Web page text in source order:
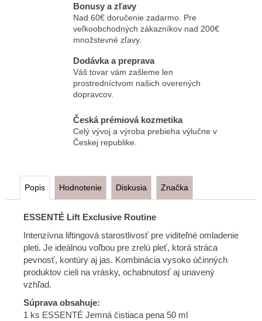
Bonusy a zľavy
Nad 60€ doručenie zadarmo. Pre
veľkoobchodných zákazníkov nad 200€
množstevné zľavy.
Dodávka a preprava
Váš tovar vám zašleme len
prostredníctvom našich overených
dopravcov.
Česká prémiová kozmetika
Celý vývoj a výroba prebieha výlučne v
Českej republike.
Popis Hodnotenie Diskusia Značka
ESSENTÉ Lift Exclusive Routine
Intenzívna liftingová starostlivosť pre viditeľné omladenie
pleti. Je ideálnou voľbou pre zrelú pleť, ktorá stráca
pevnosť, kontúry aj jas. Kombinácia vysoko účinných
produktov cieli na vrásky, ochabnutosť aj unavený
vzhľad.
Súprava obsahuje:
1 ks ESSENTÉ Jemná čistiaca pena 50 ml